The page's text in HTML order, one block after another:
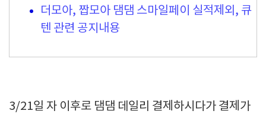
더모아, 짭모아 댐댐 스마일페이 실적제외, 큐
텐 관련 공지내용
3/21일 자 이후로 댐댐 데일리 결제하시다가 결제가